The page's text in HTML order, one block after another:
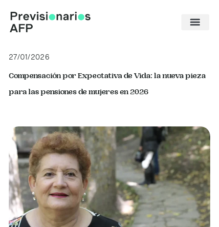
contenido
27/01/2026
Compensación por Expectativa de Vida: la nueva pieza
para las pensiones de mujeres en 2026